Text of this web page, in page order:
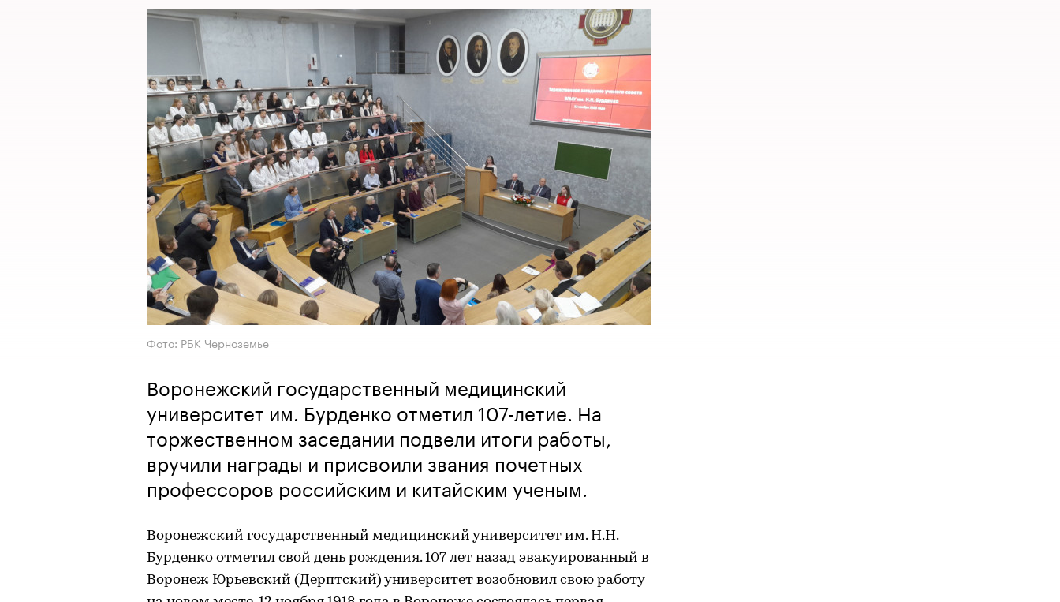
Фото: РБК Черноземье
Воронежский государственный медицинский
университет им. Бурденко отметил 107-летие. На
торжественном заседании подвели итоги работы,
вручили награды и присвоили звания почетных
профессоров российским и китайским ученым.
Воронежский государственный медицинский университет им. Н.Н.
Бурденко отметил свой день рождения. 107 лет назад эвакуированный в
Воронеж Юрьевский (Дерптский) университет возобновил свою работу